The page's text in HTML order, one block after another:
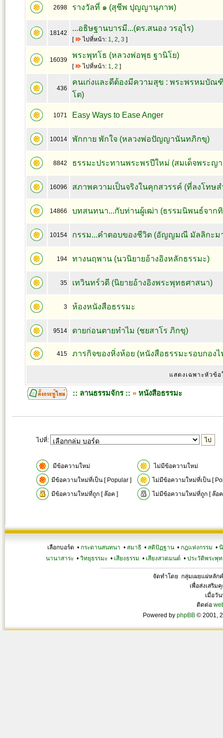
2698 รางวัลที่ ๑ (สุชีพ ปุญญานุภาพ)
18142
...อธิษฐานบารมี...(ดร.สนอง วรอุไร)
[ ไปที่หน้า: 1, 2, 3 ]
16039
พระพุทโธ (หลวงพ่อพุธ ฐานิโย)
[ ไปที่หน้า: 1, 2 ]
436
คนเก่งและดีต้องมีความสุข : พระพรหมบัณ
โต)
1071 Easy Ways to Ease Anger
10014 พักกาย พักใจ (หลวงพ่อปัญญานันทภิกขุ)
8842 ธรรมะประทานพระพรปีใหม่ (สมเด็จพระญ
16096 สภาพความเป็นจริงในคุกสวรรค์ (ที่ลงโทษ
14866 บทสนทนา...กับท่านผู้เฒ่า (ธรรมนิพนธ์จากทิ
10154 กรรม...คำตอบของชีวิต (อัญญมณี มัลลิกะม
194 ทางนฤพาน (นวนิยายอ้างอิงหลักธรรมะ)
35 เทวินทร์วตี (นิยายอ้างอิงพระพุทธศาสนา)
3 ห้องหนังสือธรรมะ
9514 ตายก่อนตายทำไม (ชยสาโร ภิกขุ)
415 ภารกิจของหิ่งห้อย (หนังสือธรรมะรอบกองไ
แสดงเฉพาะหัวข้อ
:: ลานธรรมจักร :: » หนังสือธรรมะ
ไปที่:
มีข้อความใหม่
ไม่มีข้อความใหม่
มีข้อความใหม่ที่เป็น [ Popular ]
ไม่มีข้อความใหม่ที่เป็น [
มีข้อความใหม่ที่ถูก [ ล๊อค ]
ไม่มีข้อความใหม่ที่ถูก [ ล๊อ
เลือกบอร์ด • กระดานสนทนา • สมาธิ • สติปัฏฐาน • กฎแห่งกรรม •
นานาสาระ• วิทยุธรรมะ• เสียงธรรม • เสียงสวดมนต์ • ประวัติพระพุท
จัดทำโดย กลุ่มเผยแผ่หลัก
เพื่อส่งเสริม
เมื่อวั
ติดต่อ
Powered by phpBB © 2001,